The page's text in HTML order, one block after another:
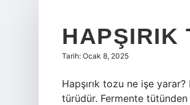
HAPŞIRIK
Tarih: Ocak 8, 2025
Hapşırık tozu ne işe
türüdür. Fermente